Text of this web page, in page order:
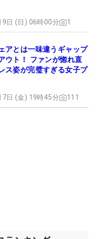
日 (日) 06時00分 1
アとは一味違うギャップ
ウト！ ファンが惚れ直
ス姿が完璧すぎる女子プ
日 (金) 19時45分 111